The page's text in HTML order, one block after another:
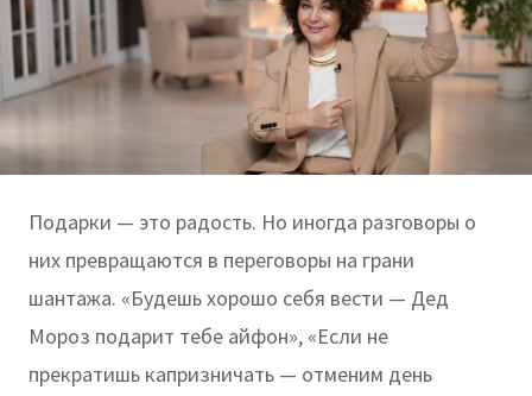
Подарки — это радость. Но иногда разговоры о
них превращаются в переговоры на грани
шантажа. «Будешь хорошо себя вести — Дед
Мороз подарит тебе айфон», «Если не
прекратишь капризничать — отменим день